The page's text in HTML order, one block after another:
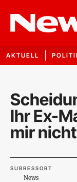
AKTUELL
Ihr Ex-
mir
SUBRESSORT
News